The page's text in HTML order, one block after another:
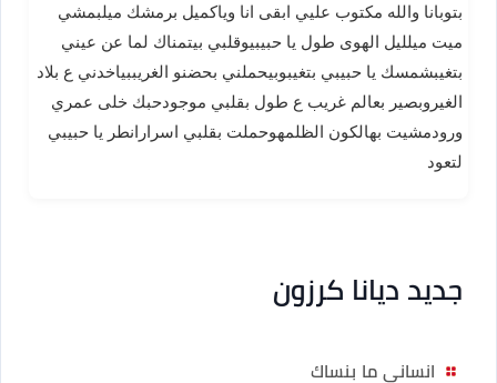
بتوبانا والله مكتوب عليي ابقى انا وياكميل برمشك ميلبمشي
ميت ميلليل الهوى طول يا حبيبيوقلبي بيتمناك لما عن عيني
بتغيبشمسك يا حبيبي بتغيبوبيحملني بحضنو الغريببياخدني ع بلاد
الغيروبصير بعالم غريب ع طول بقلبي موجودحبك خلى عمري
ورودمشيت بهالكون الظلمهوحملت بقلبي اسرارانطر يا حبيبي
لتعود
جديد ديانا كرزون
انساني ما بنساك